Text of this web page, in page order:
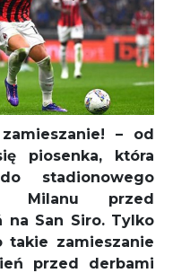
– od
piosenka, która
stadionowego
Milanu przed
na San Siro. Tylko
takie zamieszanie
przed derbami